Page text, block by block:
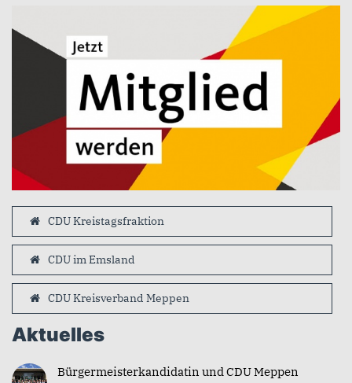
CDU Kreistagsfraktion
CDU im Emsland
CDU Kreisverband Meppen
Aktuelles
Bürgermeisterkandidatin und CDU Meppen